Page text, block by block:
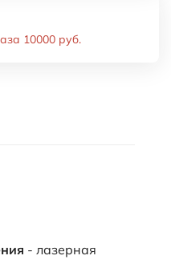
10000 руб.
- лазерная